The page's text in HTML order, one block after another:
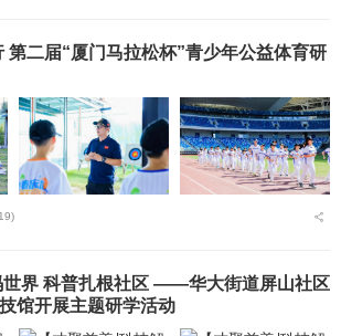
第二届“厦门马拉松杯”青少年公益体育研
世界 科普扎根社区 ——华大街道屏山社区
馆开展主题研学活动